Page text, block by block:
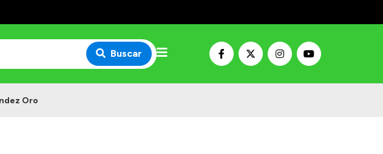
Buscar
Oro